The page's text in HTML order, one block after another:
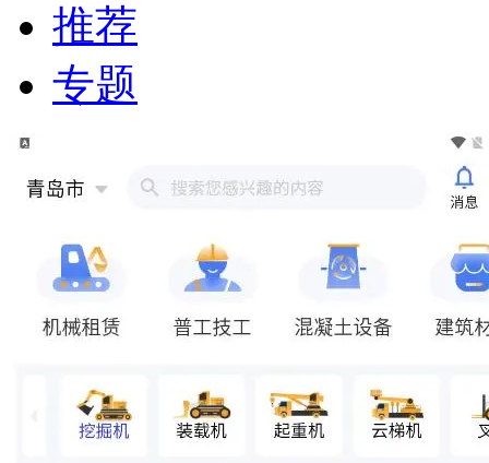
推荐
专题